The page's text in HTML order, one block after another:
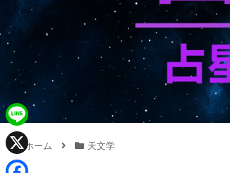
ホーム 天文学
L
X